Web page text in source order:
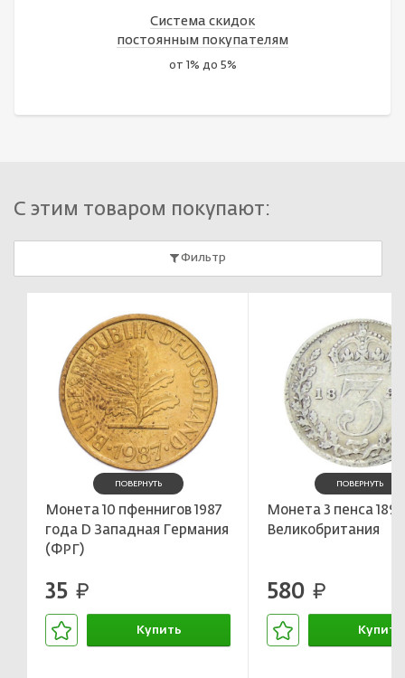
Система скидок
постоянным покупателям
от 1% до 5%
С этим товаром покупают:
Фильтр
ПОВЕРНУТЬ
Монета 10 пфеннигов 1987
года D Западная Германия
(ФРГ)
35 руб.
Купить
ПОВЕРНУТЬ
Монета 3 пенса
Великобритания
580 руб.
Купить